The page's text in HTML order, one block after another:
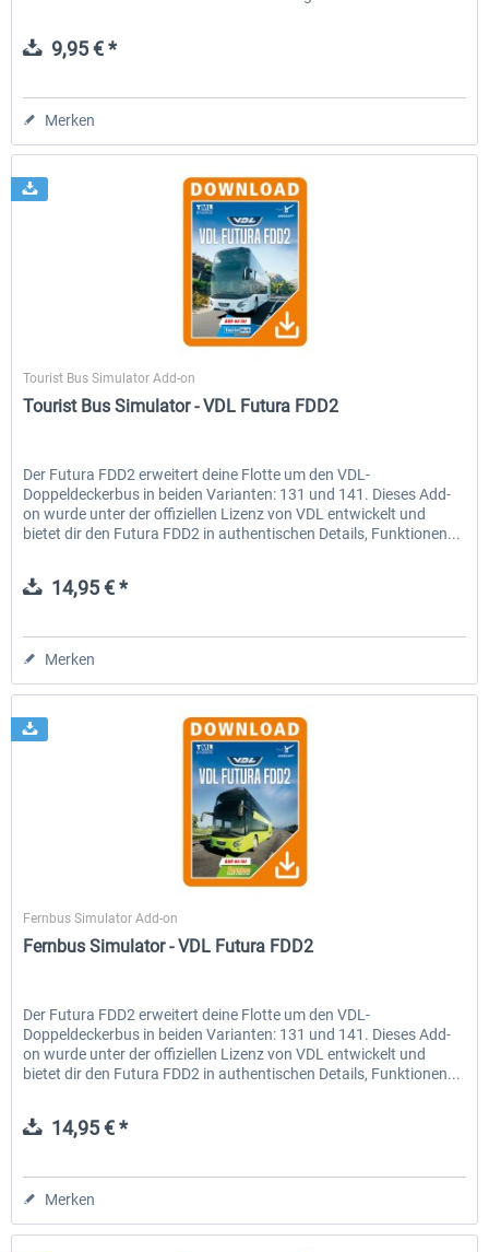
9,95 € *
Merken
Tourist Bus Simulator Add-on
Tourist Bus Simulator - VDL Futura FDD2
Der Futura FDD2 erweitert deine Flotte um den VDL-
Doppeldeckerbus in beiden Varianten: 131 und 141. Dieses Add-
on wurde unter der offiziellen Lizenz von VDL entwickelt und
bietet dir den Futura FDD2 in authentischen Details, Funktionen...
14,95 € *
Merken
Fernbus Simulator Add-on
Fernbus Simulator - VDL Futura FDD2
Der Futura FDD2 erweitert deine Flotte um den VDL-
Doppeldeckerbus in beiden Varianten: 131 und 141. Dieses Add-
on wurde unter der offiziellen Lizenz von VDL entwickelt und
bietet dir den Futura FDD2 in authentischen Details, Funktionen...
14,95 € *
Merken